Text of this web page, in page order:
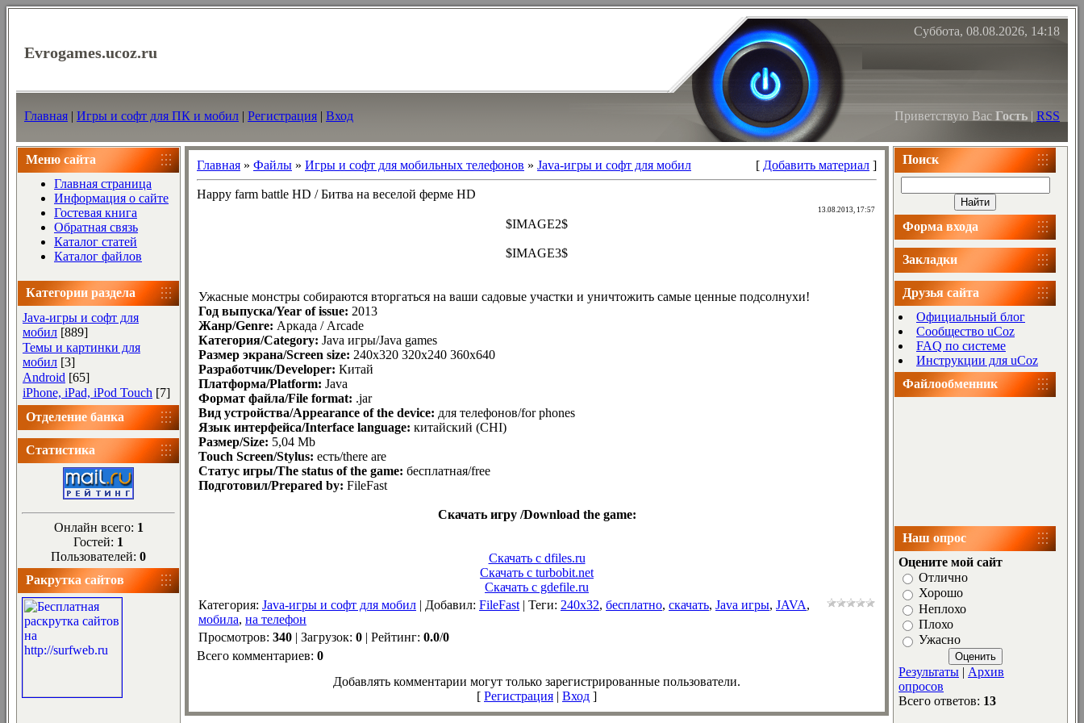
Evrogames.ucoz.ru
Суббота, 08.08.2026, 14:18
Главная | Игры и софт для ПК и мобил | Регистрация | Вход Приветствую Вас Гость | RSS
Меню сайта
Главная страница
Информация о сайте
Гостевая книга
Обратная связь
Каталог статей
Каталог файлов
Категории раздела
Java-игры и софт для
мобил [889]
Темы и картинки для
мобил [3]
Android [65]
iPhone, iPad, iPod Touch [7]
Отделение банка
Статистика
Онлайн всего: 1
Гостей: 1
Пользователей: 0
Ракрутка сайтов
Главная » Файлы » Игры и софт для мобильных телефонов » Java-игры и софт для мобил [ Добавить материал ]
Happy farm battle HD / Битва на веселой ферме HD
13.08.2013, 17:57
$IMAGE2$
$IMAGE3$
Ужасные монстры собираются вторгаться на ваши садовые участки и уничтожить самые ценные подсолнухи!
Год выпуска/Year of issue: 2013
Жанр/Genre: Аркада / Arcade
Категория/Category: Java игры/Java games
Размер экрана/Screen size: 240x320 320x240 360x640
Разработчик/Developer: Китай
Платформа/Platform: Java
Формат файла/File format: .jar
Вид устройства/Appearance of the device: для телефонов/for phones
Язык интерфейса/Interface language: китайский (CHI)
Размер/Size: 5,04 Mb
Touch Screen/Stylus: есть/there are
Статус игры/The status of the game: бесплатная/free
Подготовил/Prepared by: FileFast
Скачать игру /Download the game:
Скачать с dfiles.ru
Скачать с turbobit.net
Скачать с gdefile.ru
Категория: Java-игры и софт для мобил | Добавил: FileFast | Теги: 240x32, бесплатно, скачать, Java игры, JAVA,
мобила, на телефон
Просмотров: 340 | Загрузок: 0 | Рейтинг: 0.0/0
Всего комментариев: 0
Добавлять комментарии могут только зарегистрированные пользователи.
[ Регистрация | Вход ]
Поиск
Форма входа
Закладки
Друзья сайта
Официальный блог
Сообщество uCoz
FAQ по системе
Инструкции для uCoz
Файлообменник
Наш опрос
Оцените мой сайт
Отлично
Хорошо
Неплохо
Плохо
Ужасно
Результаты | Архив
опросов
Всего ответов: 13